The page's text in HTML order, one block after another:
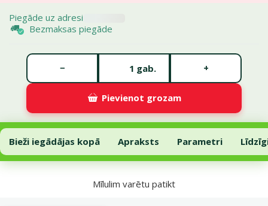
Piegāde uz adresi
Bezmaksas piegāde
gab.
− +
Pievienot grozam
Barība kucēniem – Josera JosiDog Junior, 15 kg
Pievienot grozam
Bieži iegādājas kopā Apraksts Parametri
Uz lapas sākumu
Mīlulim varētu patikt